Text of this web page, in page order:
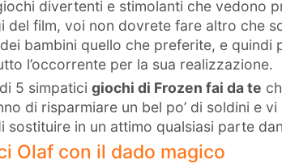
divertenti e stimolanti che vedono
del film, voi non dovrete fare altro che
bambini quello che preferite, e quindi
l’occorrente per la sua realizzazione.
5 simpatici giochi di Frozen fai da te
di risparmiare un bel po’ di soldini e vi
sostituire in un attimo qualsiasi parte
Olaf con il dado magico